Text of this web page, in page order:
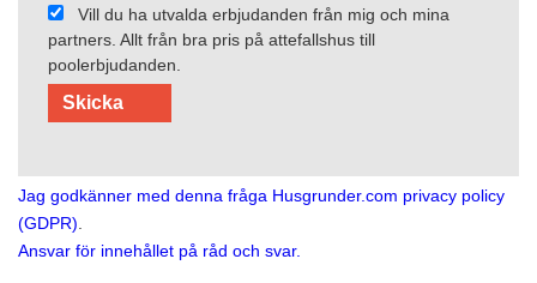
Vill du ha utvalda erbjudanden från mig och mina
partners. Allt från bra pris på attefallshus till
poolerbjudanden.
Jag godkänner med denna fråga Husgrunder.com privacy policy
(GDPR)
Ansvar för innehållet på råd och svar.